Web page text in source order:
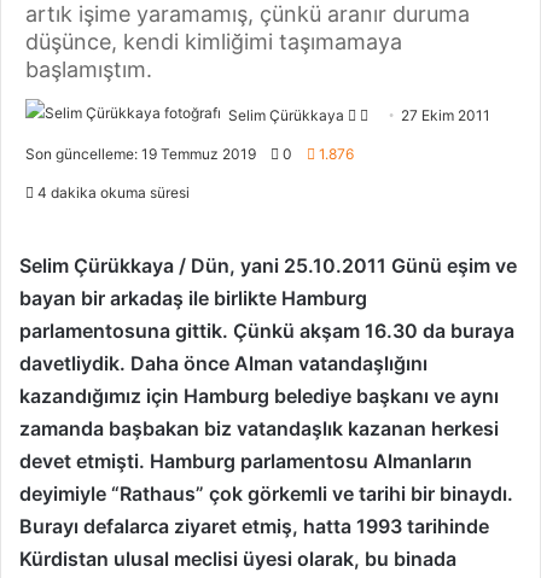
artık işime yaramamış, çünkü aranır duruma
düşünce, kendi kimliğimi taşımamaya
başlamıştım.
Selim Çürükkaya
F
wp
a
g
ö
n
d
e
r
27 Ekim 2011
Son güncelleme: 19 Temmuz 2019 0 1.876
4 dakika okuma süresi
Selim Çürükkaya / Dün, yani 25.10.2011 Günü eşim ve
bayan bir arkadaş ile birlikte Hamburg
parlamentosuna gittik. Çünkü akşam 16.30 da buraya
davetliydik. Daha önce Alman vatandaşlığını
kazandığımız için Hamburg belediye başkanı ve aynı
zamanda başbakan biz vatandaşlık kazanan herkesi
devet etmişti. Hamburg parlamentosu Almanların
deyimiyle “Rathaus” çok görkemli ve tarihi bir binaydı.
Burayı defalarca ziyaret etmiş, hatta 1993 tarihinde
Kürdistan ulusal meclisi üyesi olarak, bu binada